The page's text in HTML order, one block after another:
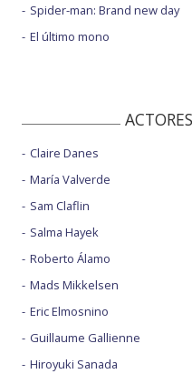
Spider-man: Brand new day
El último mono
Claire Danes
María Valverde
Sam Claflin
Salma Hayek
Roberto Álamo
Mads Mikkelsen
Eric Elmosnino
Guillaume Gallienne
Hiroyuki Sanada